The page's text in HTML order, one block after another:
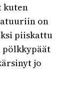
kuten
on
piiskattu
pölkkypäät
jo